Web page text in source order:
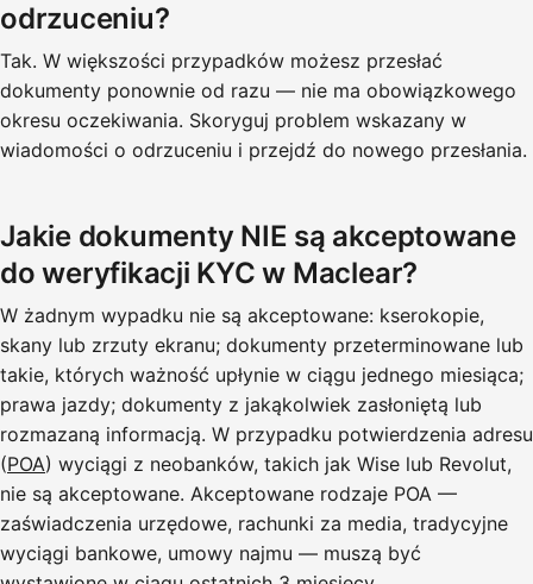
odrzuceniu?
Tak. W większości przypadków możesz przesłać
dokumenty ponownie od razu — nie ma obowiązkowego
okresu oczekiwania. Skoryguj problem wskazany w
wiadomości o odrzuceniu i przejdź do nowego przesłania.
Jakie dokumenty NIE są akceptowane
do weryfikacji KYC w Maclear?
W żadnym wypadku nie są akceptowane: kserokopie,
skany lub zrzuty ekranu; dokumenty przeterminowane lub
takie, których ważność upłynie w ciągu jednego miesiąca;
prawa jazdy; dokumenty z jakąkolwiek zasłoniętą lub
rozmazaną informacją. W przypadku potwierdzenia adresu
(POA) wyciągi z neobanków, takich jak Wise lub Revolut,
nie są akceptowane. Akceptowane rodzaje POA —
zaświadczenia urzędowe, rachunki za media, tradycyjne
wyciągi bankowe, umowy najmu — muszą być